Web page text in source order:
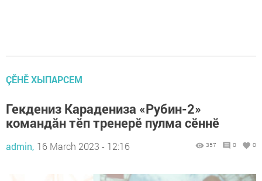
ÇӖНӖ ХЫПАРСЕМ
Гекдениз Карадениза «Рубин-2»
командăн тӗп тренерӗ пулма сӗннӗ
admin, 16 March 2023 - 12:16 357 0 0